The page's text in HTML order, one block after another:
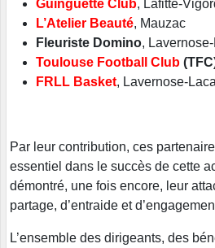
Guinguette Club, Lafitte-
L’Atelier Beauté, Mauzac
Fleuriste Domino,
Toulouse Football Club
FRLL Basket, Lavernose-
Par leur contribution, ces
essentiel dans le succès de cette
démontré, une fois encore, leur
partage, d’entraide et
L’ensemble des dirigeants, des